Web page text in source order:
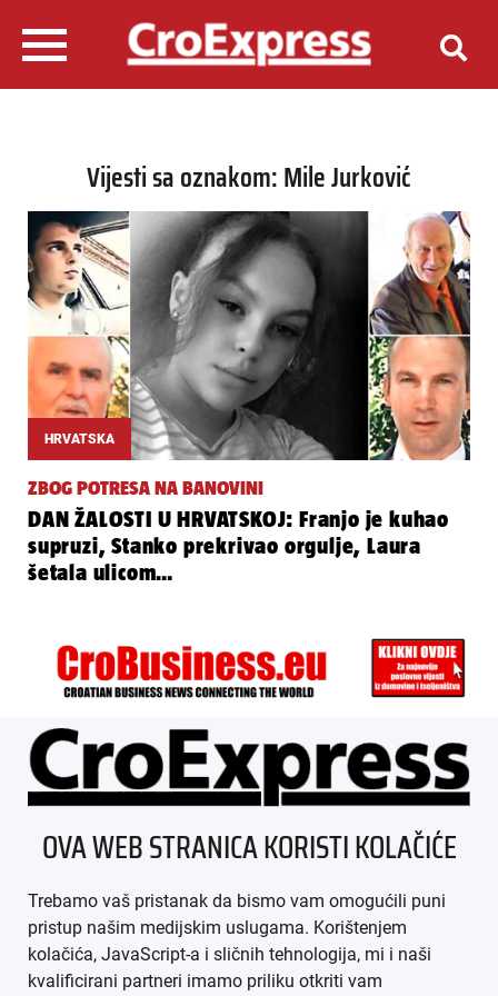
Vijesti sa oznakom: Mile Jurković
HRVATSKA
ZBOG POTRESA NA BANOVINI
DAN ŽALOSTI U HRVATSKOJ: Franjo je kuhao
supruzi, Stanko prekrivao orgulje, Laura
šetala ulicom…
ÜBER UNS
IMPRESSUM
AGB
DATENSCHUTZ
OVA WEB STRANICA KORISTI KOLAČIĆE
Trebamo vaš pristanak da bismo vam omogućili puni
pristup našim medijskim uslugama. Korištenjem
kolačića, JavaScript-a i sličnih tehnologija, mi i naši
kvalificirani partneri imamo priliku otkriti vam